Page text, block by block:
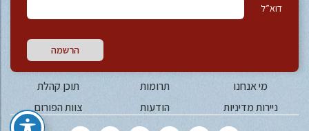
דוא”ל
הרשמה
מי אנחנו תרומות
תוכן קהלת
ניירות מדיניות
הודעות צוות הפורום